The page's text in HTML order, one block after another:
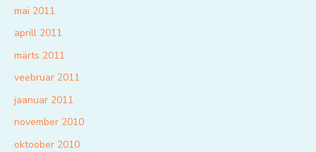
mai 2011
aprill 2011
märts 2011
veebruar 2011
jaanuar 2011
november 2010
oktoober 2010